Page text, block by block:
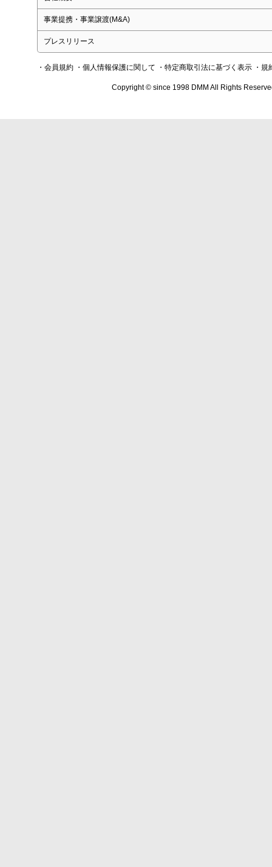
事業提携・事業譲渡(M&A)
プレスリリース
・会員規約 ・個人情報保護に関して ・特定商取引法に基づく表示 ・規
Copyright © since 1998 DMM All Rights